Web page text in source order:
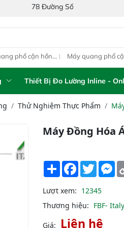
Đường Số 1A, Khu Phố 4, Phường
phổ cận hồng
Máy quang phổ
NIR Analyzer
Thiết Bị Đo Lường Inline -
Thử Nghiệm Thực Phẩm
Máy Đồng Hóa
Share Facebook
Twitter
Lượt xem: 12345
Thương hiệu: FBF- Italy
Giá: Liên hệ